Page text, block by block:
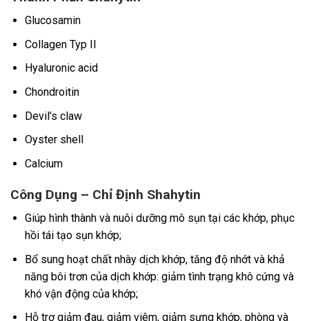
Glucosamin
Collagen Typ II
Hyaluronic acid
Chondroitin
Devil’s claw
Oyster shell
Calcium
Công Dụng – Chỉ Định Shahytin
Giúp hình thành và nuôi dưỡng mô sụn tại các khớp, phục
hồi tái tạo sụn khớp;
Bổ sung hoạt chất nhày dịch khớp, tăng độ nhớt và khả
năng bôi trơn của dịch khớp: giảm tình trạng khô cứng và
khó vận động của khớp;
Hỗ trợ giảm đau, giảm viêm, giảm sưng khớp, phòng và